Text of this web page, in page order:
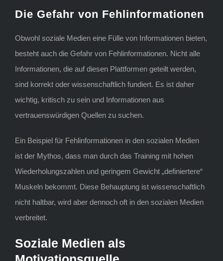
Die Gefahr von Fehlinformationen
Obwohl soziale Medien eine Fülle von Informationen bieten,
besteht auch die Gefahr von Fehlinformationen. Nicht alle
Informationen, die auf diesen Plattformen geteilt werden,
sind korrekt oder wissenschaftlich fundiert. Es ist daher
wichtig, kritisch zu sein und Informationen aus
vertrauenswürdigen Quellen zu suchen.
Ein Beispiel für Fehlinformationen in den sozialen Medien
ist der Mythos, dass man durch das Training mit hohen
Wiederholungszahlen und geringem Gewicht „definiertere“
Muskeln bekommt. Diese Behauptung ist wissenschaftlich
nicht haltbar, wird aber dennoch oft in den sozialen Medien
verbreitet.
Soziale Medien als